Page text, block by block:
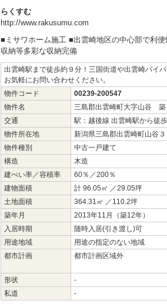
らくすむ
http://www.rakusumu.com
■ミサワホーム施工 ■出雲崎地区の中心部で利
収納等多彩な収納完備
出雲崎駅まで徒歩約９分！三国街道や出雲崎バイ
お気軽にお問い合わせください。
物件コード
00239-200547
物件名
三島郡出雲崎町大字山谷 築
交通
駅：越後線 出雲崎駅から徒
物件所在地
新潟県三島郡出雲崎町山谷
物件種別
中古一戸建て
構造
木造
建ぺい率／容積率
60％／200％
建物面積
計 96.05㎡ ／29.05坪
土地面積
364.31㎡ ／110.2坪
築年月
2013年11月（築12年）
入居時期
随時入居(引き渡し)可
用途地域
用途の指定のない地域
都市計画
都市計画区域外
形状
-
私道
-